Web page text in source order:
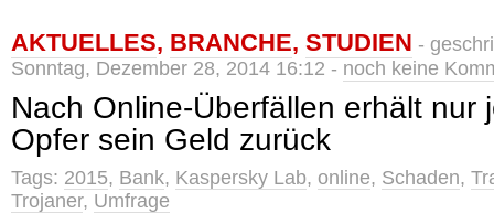
AKTUELLES, BRANCHE, STUDIEN -
Sonntag, Dezember 28, 2014 16:12 - noch keine
Nach Online-Überfällen erhält nur
Opfer sein Geld zurück
Tags: 2015, Bank, Kaspersky Lab, online, Schaden,
Trojaner, Umfrage